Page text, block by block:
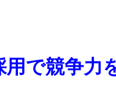
で競争力